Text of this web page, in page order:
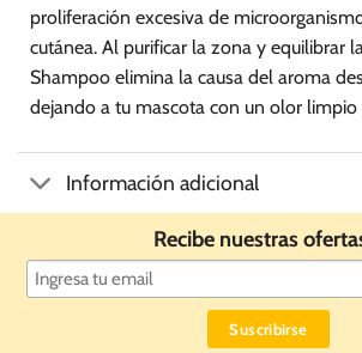
proliferación excesiva de
cutánea. Al purificar la zona y equilibrar
Shampoo elimina la causa del aroma
dejando a tu mascota con un olor limpio
Información adicional
Recibe nuestras